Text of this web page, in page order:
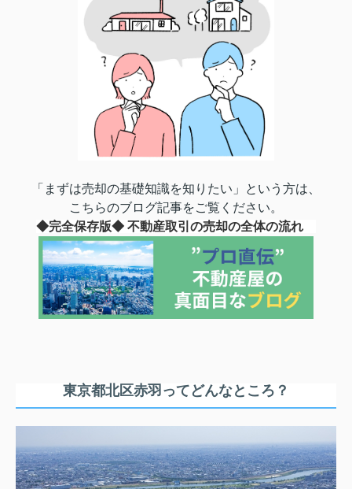
「まずは売却の基礎知識を知りたい」という方は、
こちらのブログ記事をご覧ください。
◆完全保存版◆ 不動産取引の売却の全体の流れ
東京都北区赤羽ってどんなところ？